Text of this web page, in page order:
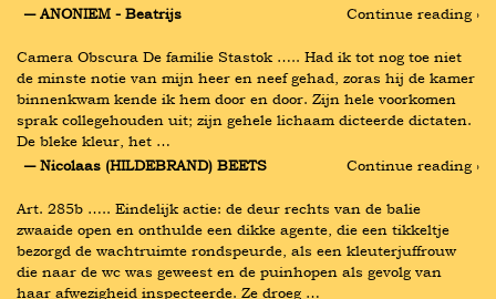
― ANONIEM - Beatrijs
Continue reading ›
Camera Obscura De familie Stastok ….. Had ik tot nog toe niet
de minste notie van mijn heer en neef gehad, zoras hij de kamer
binnenkwam kende ik hem door en door. Zijn hele voorkomen
sprak collegehouden uit; zijn gehele lichaam dicteerde dictaten.
De bleke kleur, het …
― Nicolaas (HILDEBRAND) BEETS
Continue reading ›
Art. 285b ….. Eindelijk actie: de deur rechts van de balie
zwaaide open en onthulde een dikke agente, die een tikkeltje
bezorgd de wachtruimte rondspeurde, als een kleuterjuffrouw
die naar de wc was geweest en de puinhopen als gevolg van
haar afwezigheid inspecteerde. Ze droeg …